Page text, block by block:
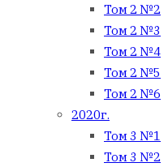
Том 2 №2
Том 2 №3
Том 2 №4
Том 2 №5
Том 2 №6
2020г.
Том 3 №1
Том 3 №2